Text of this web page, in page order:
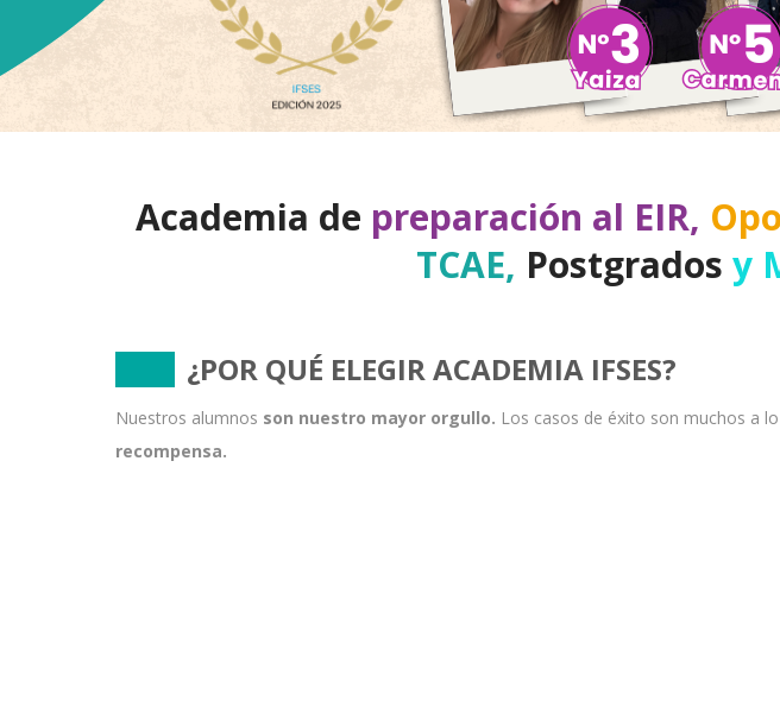
Academia de preparación al EIR,
TCAE, Postgrados y
¿POR QUÉ ELEGIR ACADEMIA IFSES?
Nuestros alumnos son nuestro mayor orgullo. Los casos de éxito son muchos a
recompensa.